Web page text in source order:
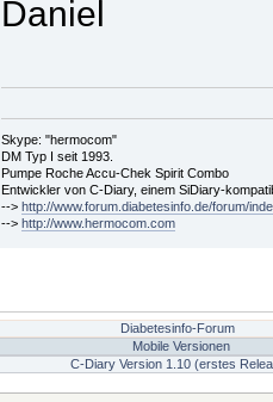
Daniel
Skype: "hermocom"
DM Typ I seit 1993.
Pumpe Roche Accu-Chek Spirit Combo
Entwickler von C-Diary, einem SiDiary-
--> http://www.forum.diabetesinfo.de/forum/
--> http://www.hermocom.com
Diabetesinfo-Forum
Mobile Versionen
C-Diary Version 1.10 (erstes